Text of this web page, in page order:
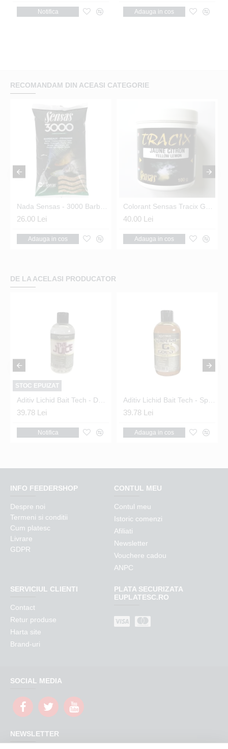
Notifica Adauga in cos
RECOMANDAM DIN ACEASI CATEGORIE
26.00 Lei
Adauga in cos
40.00 Lei
Adauga in cos
DE LA ACELASI PRODUCATOR
STOC EPUIZAT
39.78 Lei
Notifica
39.78 Lei
Adauga in cos
INFO FEEDERSHOP
Despre noi
Termeni si conditii
Cum platesc
Livrare
GDPR
CONTUL MEU
Contul meu
Istoric comenzi
Afiliati
Newsletter
Vouchere cadou
ANPC
SERVICIUL CLIENTI
Contact
Retur produse
Harta site
Brand-uri
PLATA SECURIZATA
EUPLATESC.RO
SOCIAL MEDIA
NEWSLETTER